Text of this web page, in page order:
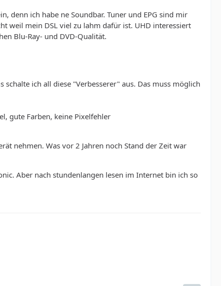
denn ich habe ne Soundbar. Tuner und EPG sind mir
weil mein DSL viel zu lahm dafür ist. UHD interessiert
Blu-Ray- und DVD-Qualität.
ich all diese "Verbesserer" aus. Das muss möglich
gute Farben, keine Pixelfehler
nehmen. Was vor 2 Jahren noch Stand der Zeit war
Aber nach stundenlangen lesen im Internet bin ich so